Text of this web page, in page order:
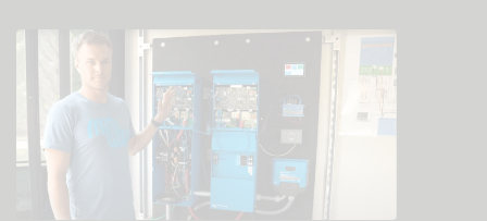
Перевірте базу знань спільноти
Загальні файли для завантаження та